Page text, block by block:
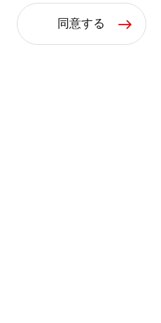
同意する
© 2024 ASAHI INTECC CO., LTD.